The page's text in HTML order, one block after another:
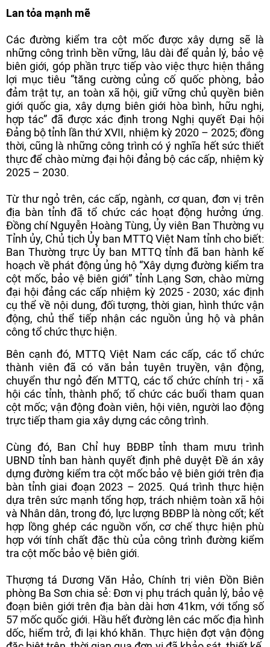
Lan tỏa mạnh mẽ
Các đường kiểm tra cột mốc được xây dựng sẽ là
những công trình bền vững, lâu dài để quản lý, bảo vệ
biên giới, góp phần trực tiếp vào việc thực hiện thắng
lợi mục tiêu “tăng cường củng cố quốc phòng, bảo
đảm trật tự, an toàn xã hội, giữ vững chủ quyền biên
giới quốc gia, xây dựng biên giới hòa bình, hữu nghị,
hợp tác” đã được xác định trong Nghị quyết Đại hội
Đảng bộ tỉnh lần thứ XVII, nhiệm kỳ 2020 – 2025; đồng
thời, cũng là những công trình có ý nghĩa hết sức thiết
thực để chào mừng đại hội đảng bộ các cấp, nhiệm kỳ
2025 – 2030.
Từ thư ngỏ trên, các cấp, ngành, cơ quan, đơn vị trên
địa bàn tỉnh đã tổ chức các hoạt động hưởng ứng.
Đồng chí Nguyễn Hoàng Tùng, Ủy viên Ban Thường vụ
Tỉnh ủy, Chủ tịch Ủy ban MTTQ Việt Nam tỉnh cho biết:
Ban Thường trực Ủy ban MTTQ tỉnh đã ban hành kế
hoạch về phát động ủng hộ “Xây dựng đường kiểm tra
cột mốc, bảo vệ biên giới” tỉnh Lạng Sơn, chào mừng
đại hội đảng các cấp nhiệm kỳ 2025 - 2030; xác định
cụ thể về nội dung, đối tượng, thời gian, hình thức vận
động, chủ thể tiếp nhận các nguồn ủng hộ và phân
công tổ chức thực hiện.
Bên cạnh đó, MTTQ Việt Nam các cấp, các tổ chức
thành viên đã có văn bản tuyên truyền, vận động,
chuyển thư ngỏ đến MTTQ, các tổ chức chính trị - xã
hội các tỉnh, thành phố; tổ chức các buổi tham quan
cột mốc; vận động đoàn viên, hội viên, người lao động
trực tiếp tham gia xây dựng các công trình.
Cùng đó, Ban Chỉ huy BĐBP tỉnh tham mưu trình
UBND tỉnh ban hành quyết định phê duyệt Đề án xây
dựng đường kiểm tra cột mốc bảo vệ biên giới trên địa
bàn tỉnh giai đoạn 2023 – 2025. Quá trình thực hiện
dựa trên sức mạnh tổng hợp, trách nhiệm toàn xã hội
và Nhân dân, trong đó, lực lượng BĐBP là nòng cốt; kết
hợp lồng ghép các nguồn vốn, cơ chế thực hiện phù
hợp với tính chất đặc thù của công trình đường kiểm
tra cột mốc bảo vệ biên giới.
Thượng tá Dương Văn Hảo, Chính trị viên Đồn Biên
phòng Ba Sơn chia sẻ: Đơn vị phụ trách quản lý, bảo vệ
đoạn biên giới trên địa bàn dài hơn 41km, với tổng số
57 mốc quốc giới. Hầu hết đường lên các mốc địa hình
dốc, hiểm trở, đi lại khó khăn. Thực hiện đợt vận động